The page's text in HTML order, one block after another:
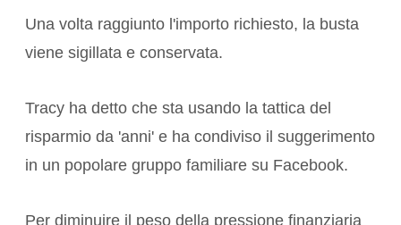
Una volta raggiunto l'importo richiesto, la busta
viene sigillata e conservata.
Tracy ha detto che sta usando la tattica del
risparmio da 'anni' e ha condiviso il suggerimento
in un popolare gruppo familiare su Facebook.
Per diminuire il peso della pressione finanziaria